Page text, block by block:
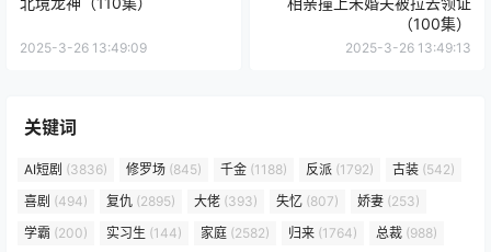
2025-3-26 13:49:09
（100集）
2025-3-26 13:49:13
关键词
AI短剧 (3836) 修罗场 (845) 千金 (1188) 反派 (1792) 古装 (542)
喜剧 (494) 复仇 (2895) 大佬 (393) 失忆 (807) 娇妻 (253)
学霸 (200) 实习生 (144) 家庭 (2582) 归来 (1764) 总裁 (988)